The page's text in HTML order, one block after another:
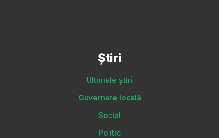
Știri
Ultimele știri
Guvernare locală
Social
Politic